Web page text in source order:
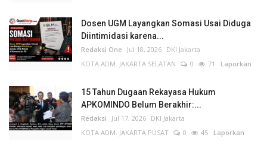
Dosen UGM Layangkan Somasi Usai Diduga
Diintimidasi karena...
Redaksi One Jul 18, 2026 DKI Jakarta
KOTA ADM. JAKARTA SELATAN
0 71 Laporkan
15 Tahun Dugaan Rekayasa Hukum
APKOMINDO Belum Berakhir:...
Redaksi Jul 17, 2026 DKI Jakarta
KOTA ADM. JAKARTA PUSAT
0 45 Laporkan